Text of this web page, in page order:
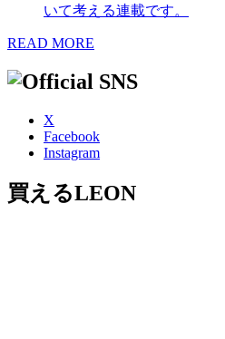
いて考える連載です。
READ MORE
X
Facebook
Instagram
買えるLEON